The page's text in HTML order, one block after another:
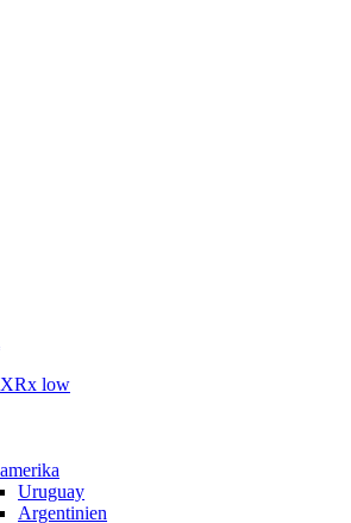
low
Uruguay
Argentinien